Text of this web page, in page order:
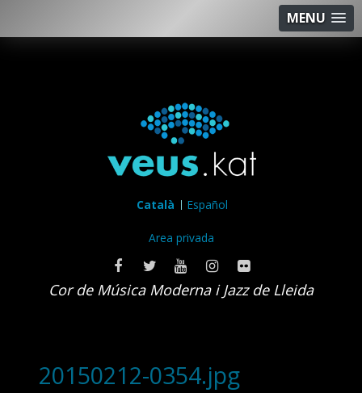
MENU
Català Español
Area privada
Cor de Música Moderna i Jazz de Lleida
20150212-0354.jpg